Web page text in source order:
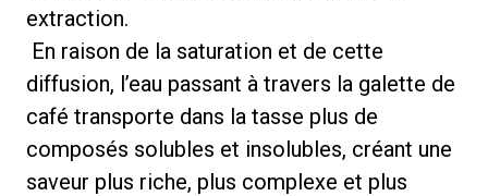
extraction.
En raison de la saturation et de cette
diffusion, l’eau passant à travers la galette de
café transporte dans la tasse plus de
composés solubles et insolubles, créant une
saveur plus riche, plus complexe et plus